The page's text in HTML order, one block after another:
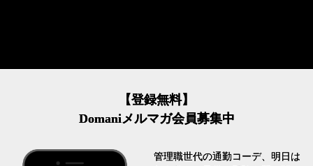
【登録無料】
Domaniメルマガ会員募集中
管理職世代の通勤コーデ、明日は